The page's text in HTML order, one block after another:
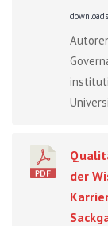
downloads
der